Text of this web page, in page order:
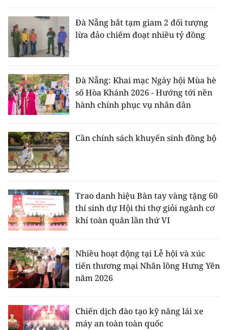
Đà Nẵng bắt tạm giam 2 đối tượng
lừa đảo chiếm đoạt nhiều tỷ đồng
Đà Nẵng: Khai mạc Ngày hội Mùa hè
số Hòa Khánh 2026 - Hướng tới nền
hành chính phục vụ nhân dân
Cần chính sách khuyến sinh đồng bộ
Trao danh hiệu Bàn tay vàng tặng 60
thí sinh dự Hội thi thợ giỏi ngành cơ
khí toàn quân lần thứ VI
Nhiều hoạt động tại Lễ hội và xúc
tiến thương mại Nhãn lồng Hưng Yên
năm 2026
Chiến dịch đào tạo kỹ năng lái xe
máy an toàn toàn quốc